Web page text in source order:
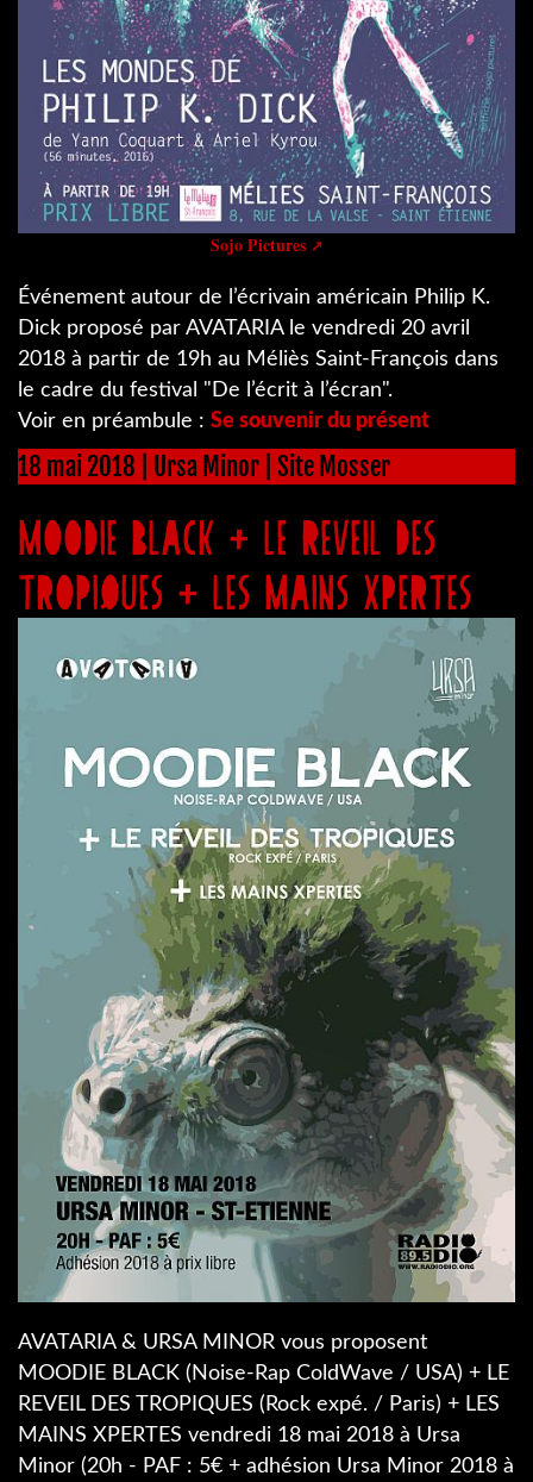
Sojo Pictures
Événement autour de l’écrivain américain Philip K.
Dick proposé par AVATARIA le vendredi 20 avril
2018 à partir de 19h au Méliès Saint-François dans
le cadre du festival "De l’écrit à l’écran".
Voir en préambule : Se souvenir du présent
18 mai 2018 | Ursa Minor | Site Mosser
MOODIE BLACK + LE REVEIL DES
TROPIQUES + LES MAINS XPERTES
AVATARIA & URSA MINOR vous proposent
MOODIE BLACK (Noise-Rap ColdWave / USA) + LE
REVEIL DES TROPIQUES (Rock expé. / Paris) + LES
MAINS XPERTES vendredi 18 mai 2018 à Ursa
Minor (20h - PAF : 5€ + adhésion Ursa Minor 2018 à